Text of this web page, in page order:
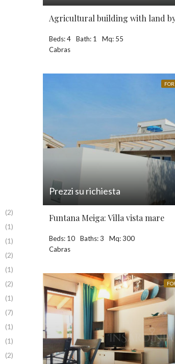
Agricultural building with land
Beds: 4 Bath: 1
Mq: 55
Cabras
Prezzi su richiesta
Funtana Meiga: Villa vista mare
Beds: 10 Baths: 3
Mq: 300
Cabras
(2)
(1)
(1)
(2)
(1)
(2)
(1)
(7)
(1)
(1)
(2)